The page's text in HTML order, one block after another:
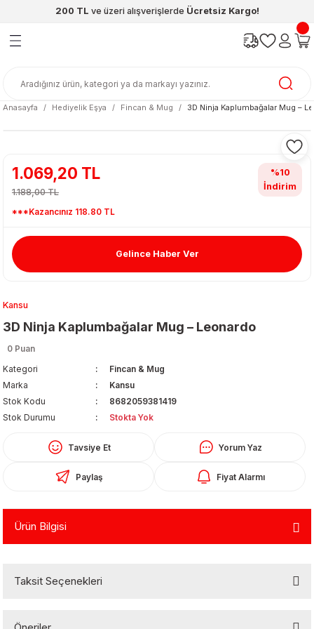
200 TL ve üzeri alışverişlerde Ücretsiz Kargo!
Geri Dön
Geri Dön
& Matara
Geri Dön
Geri Dön
Geri Dön
Geri Dön
Anasayfa
Hediyelik Eşya Fincan & Mug 3D Ninja Kaplumbağalar Mug –
Kansu
3D Ninja Kaplumbağalar Mug – Leonardo
0 Puan
Kategori
Fincan & Mug
Marka
Kansu
Stok Kodu
8682059381419
Stok Durumu
Stokta Yok
Tavsiye Et Yorum Yaz
Paylaş Fiyat Alarmı
1.069,20 TL
1.188,00 TL
***Kazancınız 118.80 TL
%10
İndirim
Gelince Haber Ver
Ürün Bilgisi
Taksit Seçenekleri